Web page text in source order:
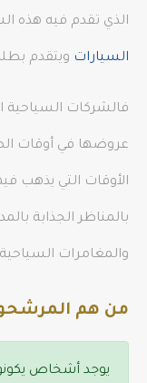
الذي تقدم فيه
السيارات ويتقدم
فالشركات السياحية
عروضها في أوقات
الأوقات التي يذهب
بالمناظر الجذابة
والمغامرات
من هم
يوجد أشخاص